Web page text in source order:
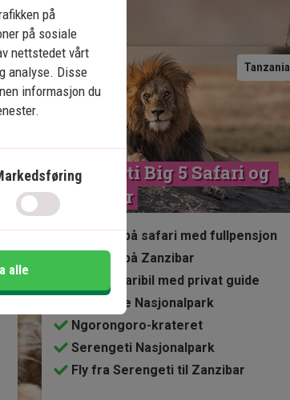
Tanzania
Se kart
Serengeti Big 5 Safari og
Zanzibar
4 netter på safari med fullpensjon
6 netter på Zanzibar
Egen safaribil med privat guide
Tarangire Nasjonalpark
Ngorongoro-krateret
Serengeti Nasjonalpark
Fly fra Serengeti til Zanzibar
på
på sosiale
nettstedet vårt
analyse. Disse
informasjon du
alle